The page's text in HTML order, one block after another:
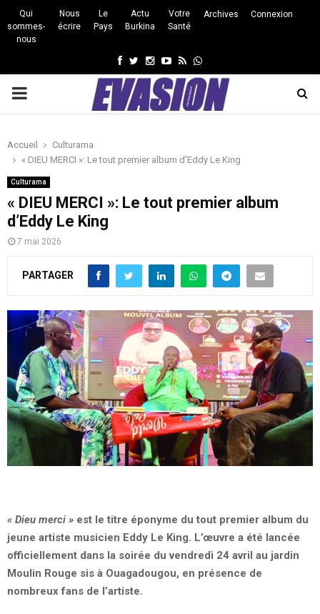
Qui
sommes-
nous
Nous
écrire
Le
Pays
Actu
Burkina
Votre
Santé
Archives Connexion
Facebook
Twitter
Instagram
Youtube
RssWhatsapp
PRIMARY
Accueil
Culturama
« DIEU MERCI »: Le tout premier album d’Eddy Le King
Culturama
« DIEU MERCI »: Le tout premier album
d’Eddy Le King
7 mai 2026
PARTAGER
« Dieu merci » est le titre éponyme du tout premier album du
jeune artiste musicien Eddy Le King. L’œuvre a été lancée
officiellement dans la soirée du vendredi 24 avril au jardin
Moulin Rouge sis à Ouagadougou, en présence de
nombreux fans de l’artiste.